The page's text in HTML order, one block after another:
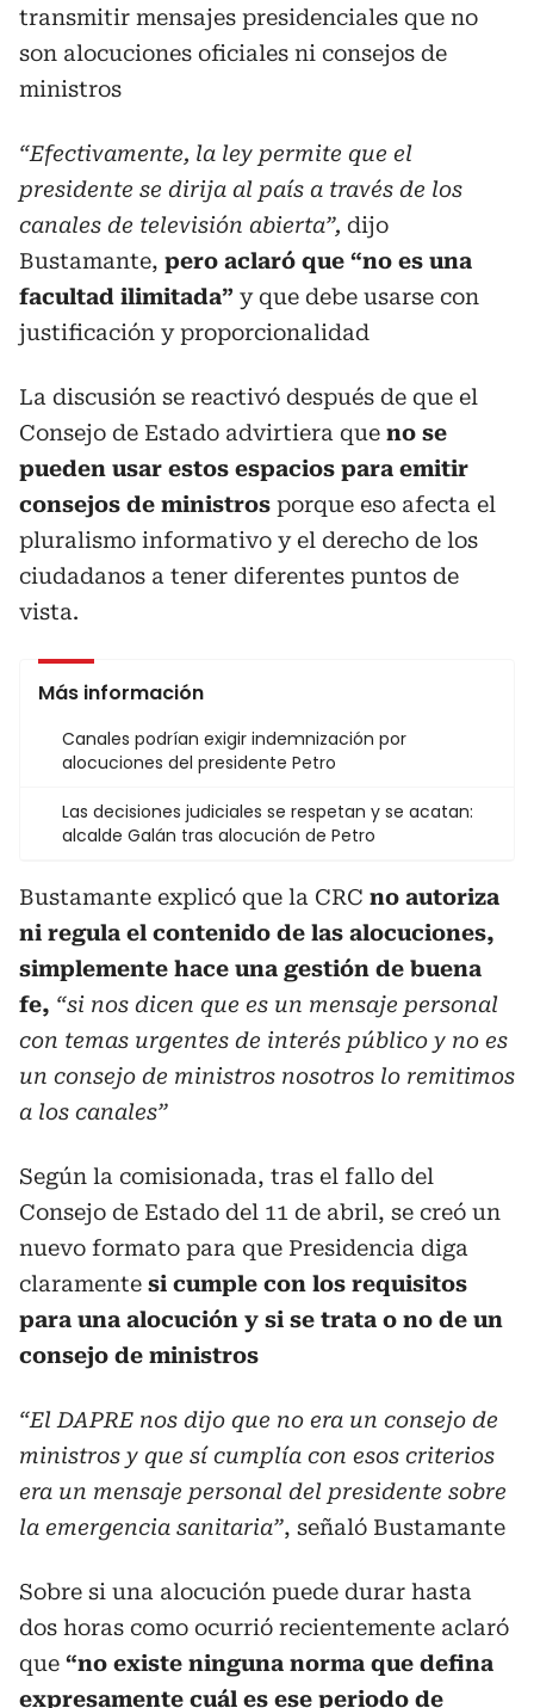
transmitir mensajes presidenciales que no
son alocuciones oficiales ni consejos de
ministros
“Efectivamente, la ley permite que el
presidente se dirija al país a través de los
canales de televisión abierta”, dijo
Bustamante, pero aclaró que “no es una
facultad ilimitada” y que debe usarse con
justificación y proporcionalidad
La discusión se reactivó después de que el
Consejo de Estado advirtiera que no se
pueden usar estos espacios para emitir
consejos de ministros porque eso afecta el
pluralismo informativo y el derecho de los
ciudadanos a tener diferentes puntos de
vista.
Más información
Canales podrían exigir indemnización por
alocuciones del presidente Petro
Las decisiones judiciales se respetan y se acatan:
alcalde Galán tras alocución de Petro
Bustamante explicó que la CRC no autoriza
ni regula el contenido de las alocuciones,
simplemente hace una gestión de buena
fe, “si nos dicen que es un mensaje personal
con temas urgentes de interés público y no es
un consejo de ministros nosotros lo remitimos
a los canales”
Según la comisionada, tras el fallo del
Consejo de Estado del 11 de abril, se creó un
nuevo formato para que Presidencia diga
claramente si cumple con los requisitos
para una alocución y si se trata o no de un
consejo de ministros
“El DAPRE nos dijo que no era un consejo de
ministros y que sí cumplía con esos criterios
era un mensaje personal del presidente sobre
la emergencia sanitaria”, señaló Bustamante
Sobre si una alocución puede durar hasta
dos horas como ocurrió recientemente aclaró
que “no existe ninguna norma que defina
expresamente cuál es ese periodo de